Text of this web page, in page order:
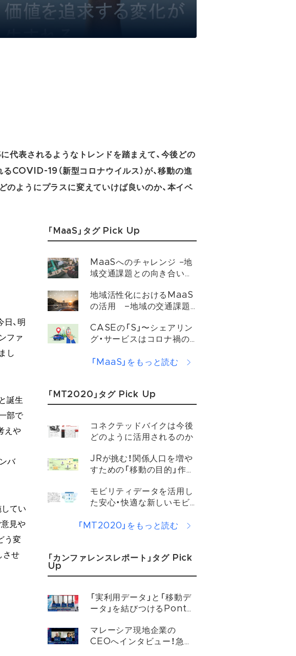
代表されるようなトレンドを踏まえて、今後どの
COVID-19（新型コロナウイルス）が、移動の進
ようにプラスに変えていけば良いのか、本イベ
、明
ファ
し
誕生
部で
えや
バ
てい
意見や
う変
させ
「MaaS」タグ Pick Up
MaaSへのチャレンジ −地
域交通課題との向き合い方
地域活性化におけるMaaS
の活用 –地域の交通課題
みについて
CASEの「S」〜シェアリン
グ・サービスはコロナ禍の
「MaaS」をもっと読む
「MT2020」タグ Pick Up
コネクテッドバイクは今後
どのように活用されるのか​
JRが挑む！関係人口を増や
すための「移動の目的」作り
モビリティデータを活用し
た安心・快適な新しいモビ
「MT2020」をもっと読む
「カンファレンスレポート」タグ Pick
Up
「実利用データ」と「移動デ
ータ」を結びつけるPonta
マレーシア現地企業の
CEOへインタビュー！急成